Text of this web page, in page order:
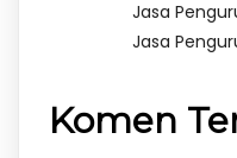
Jasa
Jasa
Komen